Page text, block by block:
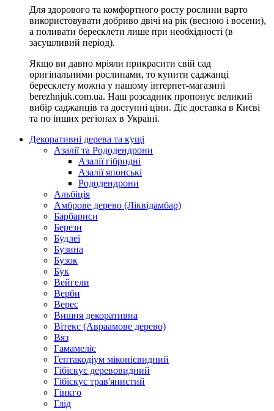
Для здорового та комфортного росту рослини варто
використовувати добриво двічі на рік (весною і восени),
а поливати бересклети лише при необхідності (в
засушливий період).
Якщо ви давно мріяли прикрасити свій сад
оригінальними рослинами, то купити саджанці
бересклету можна у нашому інтернет-магазині
berezhnjuk.com.ua. Наш розсадник пропонує великий
вибір саджанців та доступні ціни. Діє доставка в Києві
та по інших регіонах в Україні.
Декоративні дерева та кущі
Азалії та Рододендрони
Азалії гібридні
Азалії японські
Рододендрони
Альбіція
Амброве дерево (Ліквідамбар)
Барбариси
Берези
Будлеї
Бузина
Бузок
Бук
Вейгели
Верби
Верес
Вишня декоративна
Вітекс (Авраамове дерево)
Вяз
Гамамеліс
Гептакодіум міконієвидний
Гібіскус деревовидний
Гібіскус трав'янистий
Гінкго
Глід